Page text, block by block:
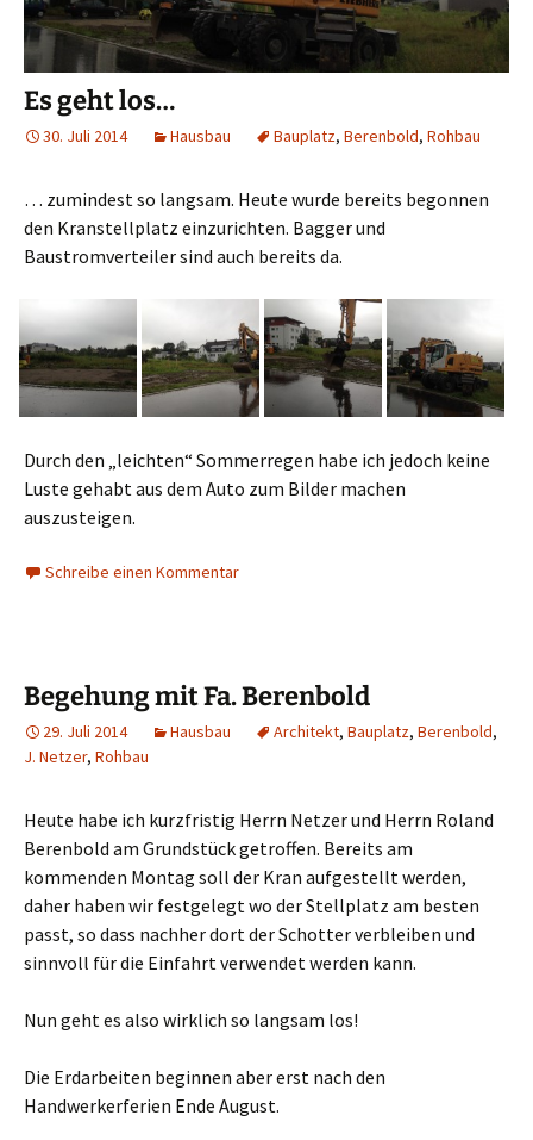
Es geht los…
30. Juli 2014 Hausbau Bauplatz, Berenbold, Rohbau
… zumindest so langsam. Heute wurde bereits begonnen
den Kranstellplatz einzurichten. Bagger und
Baustromverteiler sind auch bereits da.
Durch den „leichten“ Sommerregen habe ich jedoch keine
Luste gehabt aus dem Auto zum Bilder machen
auszusteigen.
Schreibe einen Kommentar
Begehung mit Fa. Berenbold
29. Juli 2014 Hausbau Architekt, Bauplatz, Berenbold,
J. Netzer, Rohbau
Heute habe ich kurzfristig Herrn Netzer und Herrn Roland
Berenbold am Grundstück getroffen. Bereits am
kommenden Montag soll der Kran aufgestellt werden,
daher haben wir festgelegt wo der Stellplatz am besten
passt, so dass nachher dort der Schotter verbleiben und
sinnvoll für die Einfahrt verwendet werden kann.
Nun geht es also wirklich so langsam los!
Die Erdarbeiten beginnen aber erst nach den
Handwerkerferien Ende August.